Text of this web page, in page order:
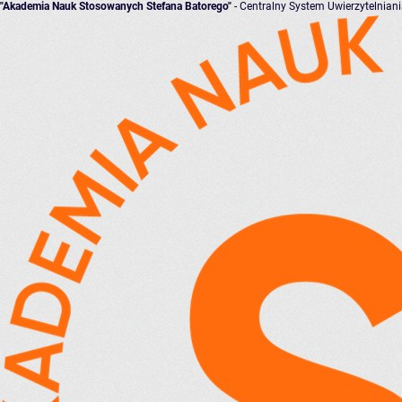
"Akademia Nauk Stosowanych Stefana Batorego" - Centralny System